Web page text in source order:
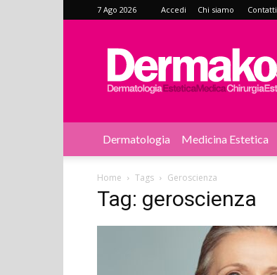
7 Ago 2026 Accedi Chi siamo Contatti
Dermakos
Dermatologia Medicina Estetica
Home Tags Geroscienza
Tag: geroscienza